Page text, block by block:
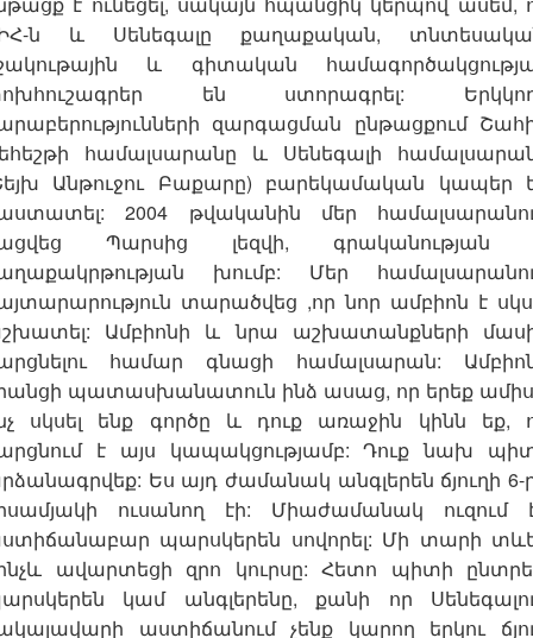
ն և Սենեգալը քաղաքական,
և գիտական
են ստորագրել:
զարգացման ընթացքում
համալսարանը և Սենեգալի
Անթուջու Բաքարը) բարեկամական կապեր
2004 թվականին մեր
Պարսից լեզվի, գրականության
խումբ: Մեր
տարածվեց ,որ նոր ամբիոն է
Ամբիոնի և նրա աշխատանքների
համար գնացի համալսարան:
պատասխանատուն ինձ ասաց, որ երեք
սկսել ենք գործը և դուք առաջին կինն եք,
է այս կապակցությամբ: Դուք նախ
Ես այդ ժամանակ անգլերեն ճյուղի 6-
ուսանող էի: Միաժամանակ ուզում
պարսկերեն սովորել: Մի տարի
ավարտեցի զրո կուրսը: Հետո պիտի
կամ անգլերենը, քանի որ
աստիճանում չենք կարող երկու